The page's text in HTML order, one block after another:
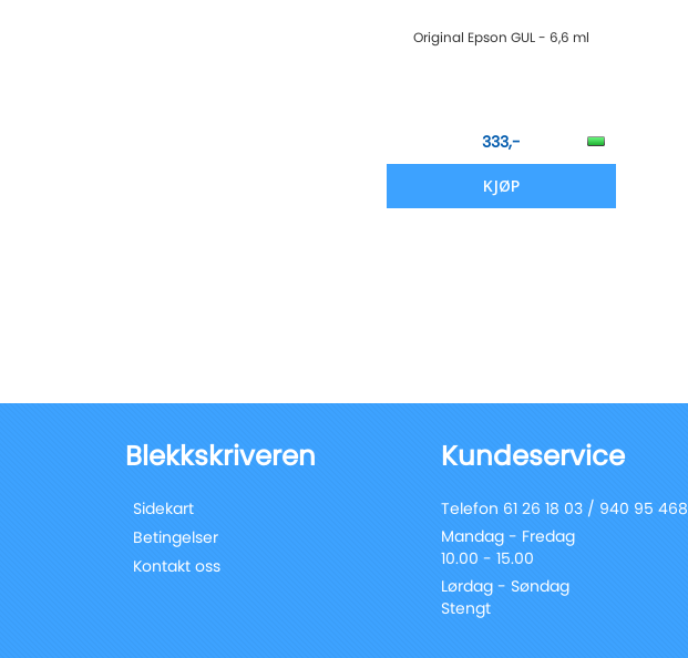
Original Epson GUL - 6,6 ml
333,-
KJØP
Blekkskriveren
Sidekart
Betingelser
Kontakt oss
Kundeservice
Telefon 61 26 18 03 / 940 95 468
Mandag - Fredag
10.00 - 15.00
Lørdag - Søndag
Stengt